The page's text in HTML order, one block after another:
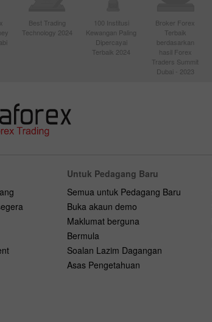
Best Trading
Technology 2024
100 Institusi
Kewangan Paling
Dipercayai
Terbaik 2024
Broker Forex
Terbaik
berdasarkan
hasil Forex
Traders Summit
Dubai - 2023
Untuk Pedagang Baru
Semua untuk Pedagang Baru
Buka akaun demo
Maklumat berguna
Bermula
Soalan Lazim Dagangan
Asas Pengetahuan